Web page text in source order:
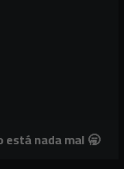
nada mal 🥱